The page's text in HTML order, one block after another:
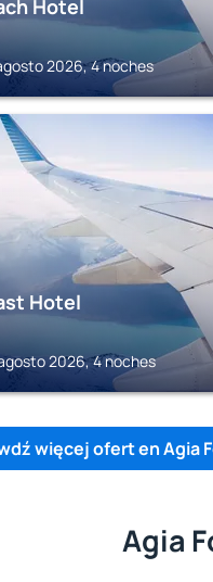
Hotel
2026, 4 noches
Hotel
2026, 4 noches
więcej ofert en Agia
Agia